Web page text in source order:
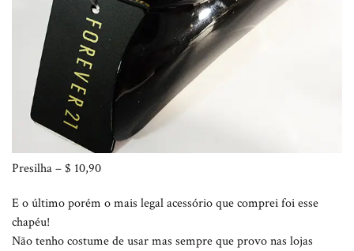
Presilha – $ 10,90
E o último porém o mais legal acessório que comprei foi esse
chapéu!
Não tenho costume de usar mas sempre que provo nas lojas